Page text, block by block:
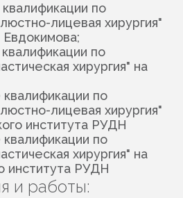
по
лицевая хирургия"
по
хирургия" на
по
лицевая хирургия"
института РУДН
по
хирургия" на
института РУДН
и работы: